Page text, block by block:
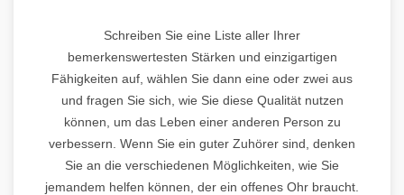
Schreiben Sie eine Liste aller Ihrer
bemerkenswertesten Stärken und einzigartigen
Fähigkeiten auf, wählen Sie dann eine oder zwei aus
und fragen Sie sich, wie Sie diese Qualität nutzen
können, um das Leben einer anderen Person zu
verbessern. Wenn Sie ein guter Zuhörer sind, denken
Sie an die verschiedenen Möglichkeiten, wie Sie
jemandem helfen können, der ein offenes Ohr braucht.